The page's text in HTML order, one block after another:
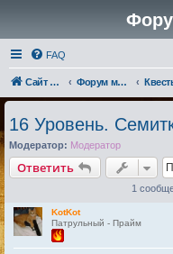
FAQ
Сайт менторов Форум менторов
16 Уровень.
Модератор: Модератор
Ответить
1
KotKot
Патрульный - Прайм